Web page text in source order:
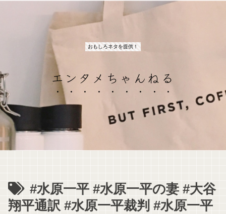
おもしろネタを提供！
エンタメちゃんねる
#水原一平 #水原一平の妻 #大谷
翔平通訳 #水原一平裁判 #水原一平